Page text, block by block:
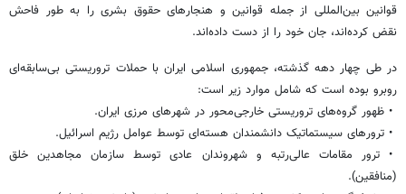
قوانین بین‌المللی از جمله قوانین و هنجارهای حقوق بشری را به طور فاحش
نقض کرده‌اند، جان خود را از دست داده‌اند.
در طی چهار دهه گذشته، جمهوری اسلامی ایران با حملات تروریستی بی‌سابقه‌ای
روبرو بوده است که شامل موارد زیر است:
• ظهور گروه‌های تروریستی خارجی‌محور در شهرهای مرزی ایران.
• ترورهای سیستماتیک دانشمندان هسته‌ای توسط عوامل رژیم اسرائیل.
• ترور مقامات عالی‌رتبه و شهروندان عادی توسط سازمان مجاهدین خلق
(منافقین).